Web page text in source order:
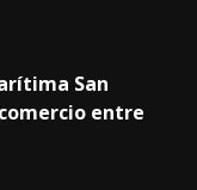
San
entre